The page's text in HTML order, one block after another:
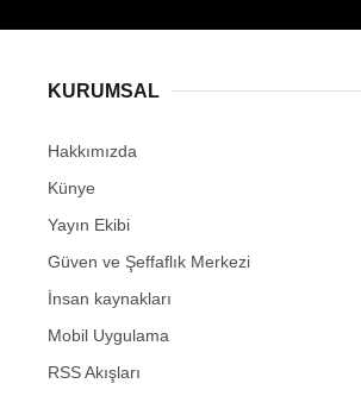
KURUMSAL
Hakkımızda
Künye
Yayın Ekibi
Güven ve Şeffaflık Merkezi
İnsan kaynakları
Mobil Uygulama
RSS Akışları